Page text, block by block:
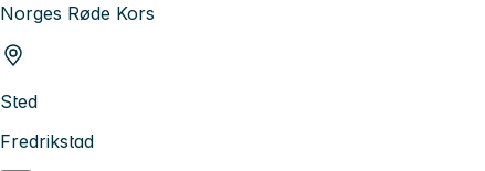
Norges Røde Kors
Sted
Fredrikstad